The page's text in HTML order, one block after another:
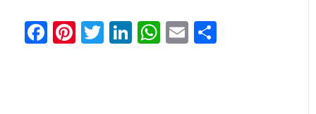
Facebook
Pinterest
Twitter
LinkedIn
WhatsApp
Email